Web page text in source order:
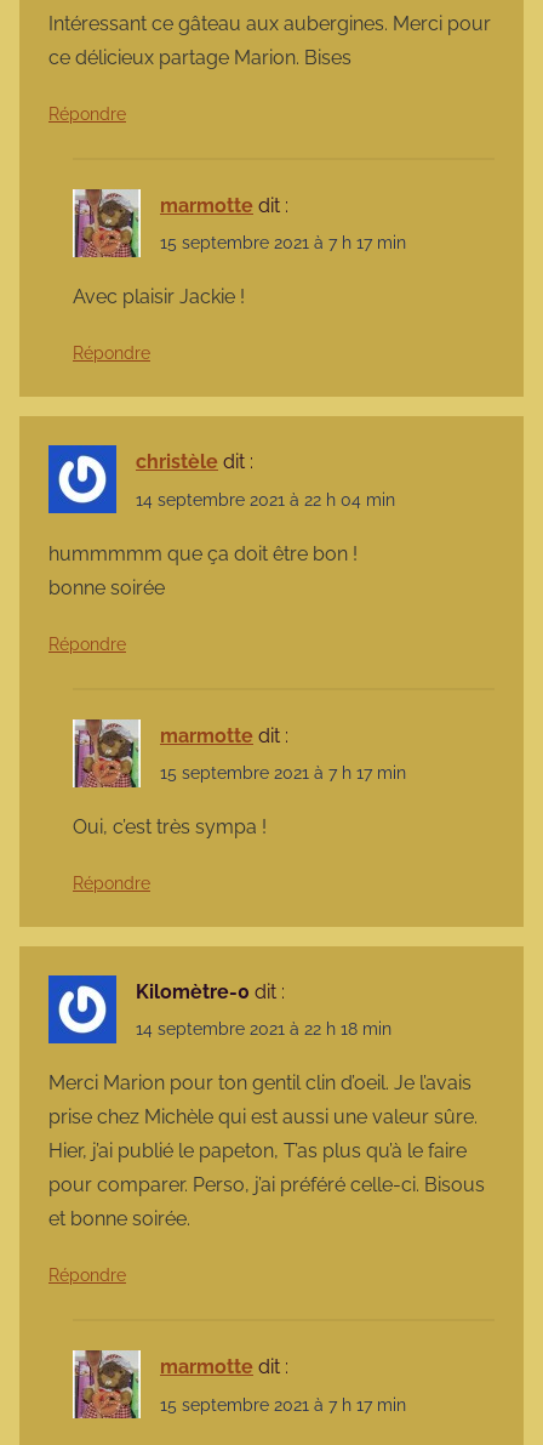
Intéressant ce gâteau aux aubergines. Merci pour
ce délicieux partage Marion. Bises
Répondre
marmotte dit :
15 septembre 2021 à 7 h 17 min
Avec plaisir Jackie !
Répondre
christèle dit :
14 septembre 2021 à 22 h 04 min
hummmmm que ça doit être bon !
bonne soirée
Répondre
marmotte dit :
15 septembre 2021 à 7 h 17 min
Oui, c’est très sympa !
Répondre
Kilomètre-0 dit :
14 septembre 2021 à 22 h 18 min
Merci Marion pour ton gentil clin d’oeil. Je l’avais
prise chez Michèle qui est aussi une valeur sûre.
Hier, j’ai publié le papeton, T’as plus qu’à le faire
pour comparer. Perso, j’ai préféré celle-ci. Bisous
et bonne soirée.
Répondre
marmotte dit :
15 septembre 2021 à 7 h 17 min